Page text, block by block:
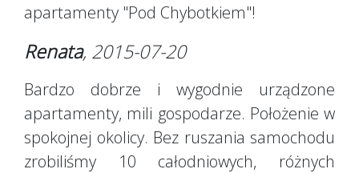
apartamenty "Pod Chybotkiem"!
Renata, 2015-07-20
Bardzo dobrze i wygodnie urządzone
apartamenty, mili gospodarze. Położenie w
spokojnej okolicy. Bez ruszania samochodu
zrobiliśmy 10 całodniowych, różnych